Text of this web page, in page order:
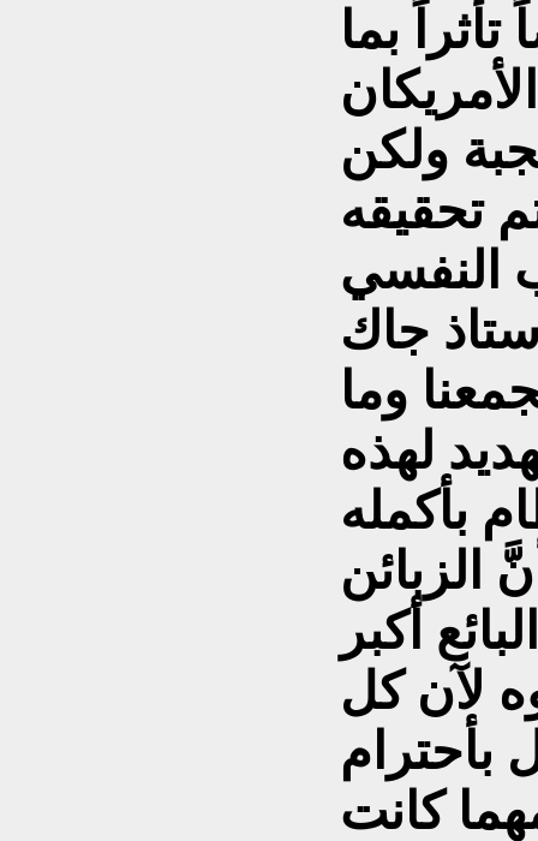
بما
ولكن
تحقيقه
النفسي
جاك
وما
لهذه
بأكمله
الزبائن
أكبر
لآن كل
بأحترام
كانت